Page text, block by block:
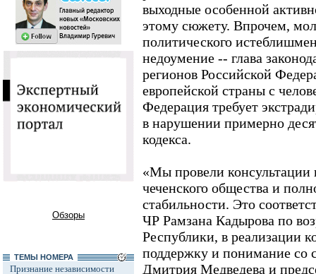
Обзоры
ТЕМЫ НОМЕРА
Признание независимости
выходные особенной
этому сюжету. Впрочем,
политического
недоумение -- глава
регионов Российской
европейской страны с
Федерация требует
в нарушении примерно
кодекса.
«Мы провели
чеченского общества и
стабильности. Это
ЧР Рамзана Кадырова по
Республики, в реализации
поддержку и понимание со
Дмитрия Медведева и